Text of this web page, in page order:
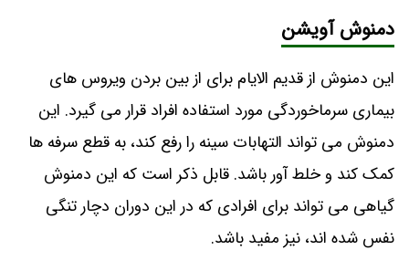
دمنوش آویشن
این دمنوش از قدیم الایام برای از بین بردن ویروس های
بیماری سرماخوردگی مورد استفاده افراد قرار می گیرد. این
دمنوش می تواند التهابات سینه را رفع کند، به قطع سرفه ها
کمک کند و خلط آور باشد. قابل ذکر است که این دمنوش
گیاهی می تواند برای افرادی که در این دوران دچار تنگی
نفس شده اند، نیز مفید باشد.